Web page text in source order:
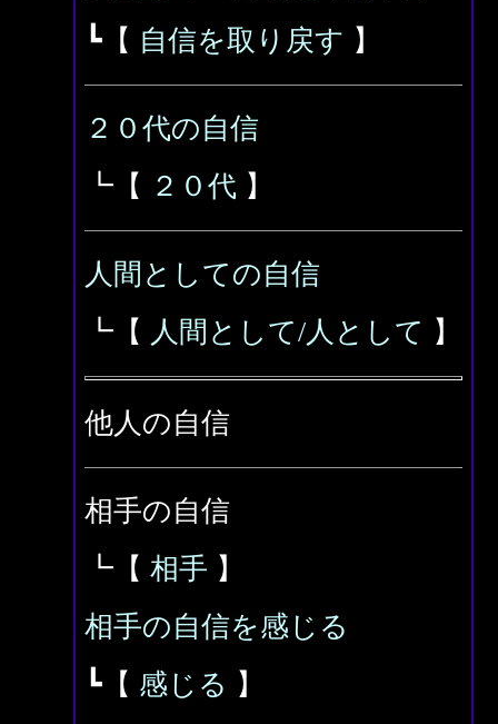
┗【 自信を取り戻す 】
２０代の自信
┗【
２０代 】
人間としての自信
┗【 人間として/人として 】
他人の自信
相手の自信
┗【 相手 】
相手の自信を感じる
┗【 感じる 】